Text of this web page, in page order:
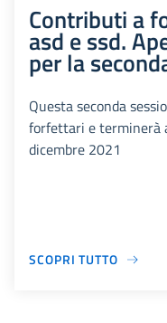
Contributi a
asd e ssd.
per la
Questa seconda
forfettari e terminerà
dicembre 2021
SCOPRI TUTTO